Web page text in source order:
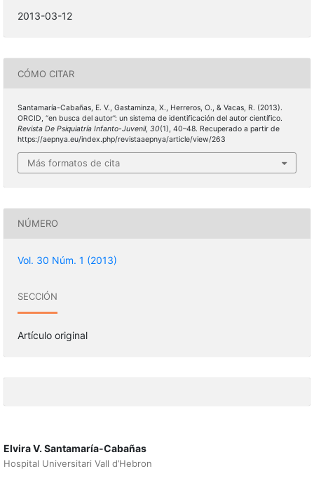
2013-03-12
CÓMO CITAR
Santamaría-Cabañas, E. V., Gastaminza, X., Herreros, O., & Vacas, R. (2013).
ORCID, “en busca del autor”: un sistema de identificación del autor científico.
Revista De Psiquiatría Infanto-Juvenil, 30(1), 40–48. Recuperado a partir de
https://aepnya.eu/index.php/revistaaepnya/article/view/263
Más formatos de cita
NÚMERO
Vol. 30 Núm. 1 (2013)
SECCIÓN
Artículo original
Elvira V. Santamaría-Cabañas
Hospital Universitari Vall d’Hebron